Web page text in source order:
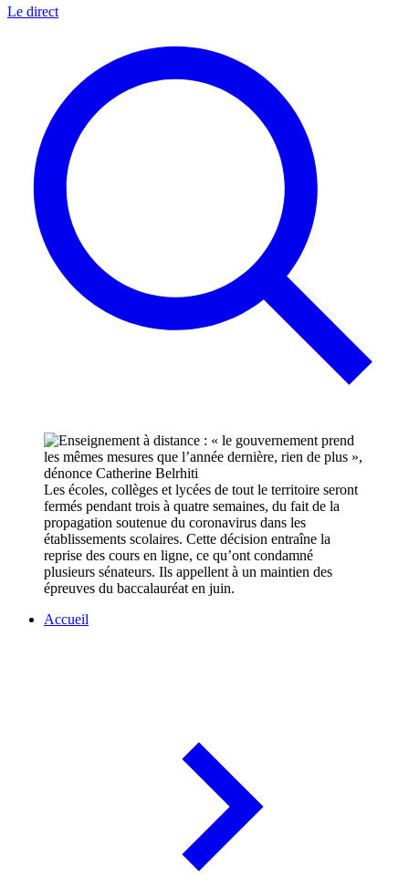
Le direct
Les écoles, collèges et lycées de tout le territoire seront
fermés pendant trois à quatre semaines, du fait de la
propagation soutenue du coronavirus dans les
établissements scolaires. Cette décision entraîne la
reprise des cours en ligne, ce qu’ont condamné
plusieurs sénateurs. Ils appellent à un maintien des
épreuves du baccalauréat en juin.
Accueil